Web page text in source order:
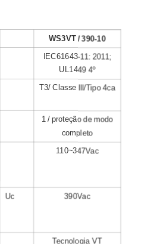
WS3VT / 390-10
IEC61643-11: 2011;
UL1449 4º
T3/ Classe III/Tipo 4ca
1 / proteção de modo
completo
110~347Vac
Uc 390Vac
Tecnologia VT